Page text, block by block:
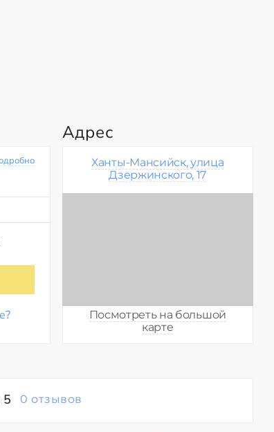
Адрес
Ханты-Мансийск, улица
Дзержинского, 17
Посмотреть на большой
карте
5 0 отзывов